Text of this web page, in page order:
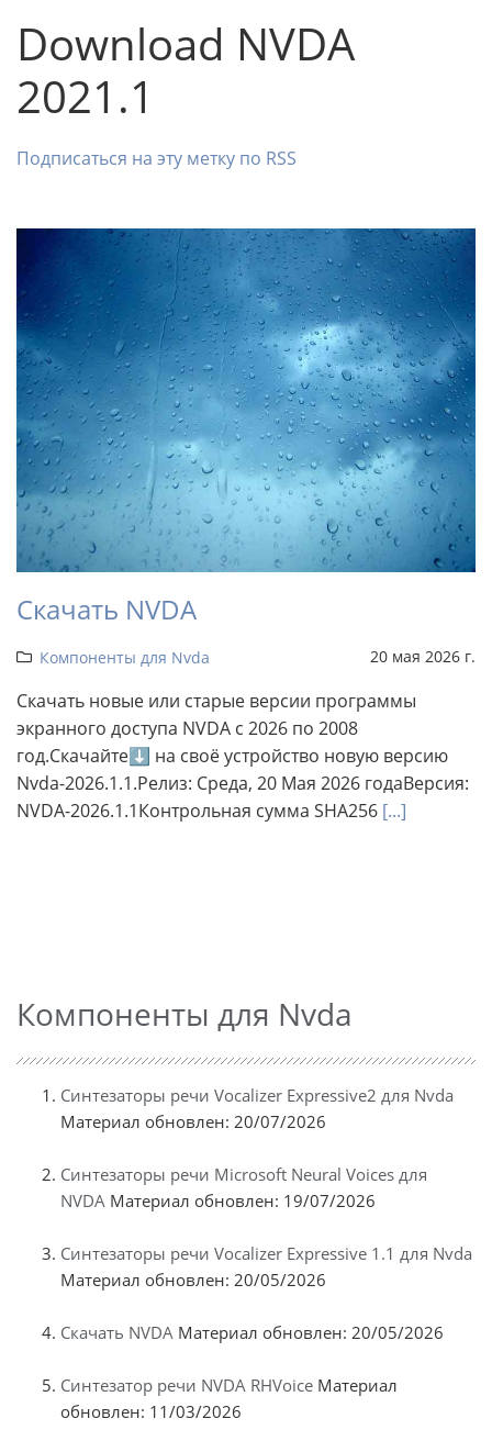
Download NVDA
2021.1
Подписаться на эту метку по RSS
Скачать NVDA
Компоненты для Nvda 20 мая 2026 г.
Скачать новые или старые версии программы
экранного доступа NVDA с 2026 по 2008
год.Скачайте⬇ на своё устройство новую версию
Nvda-2026.1.1.Релиз: Среда, 20 Мая 2026 годаВерсия:
NVDA-2026.1.1Контрольная сумма SHA256 [...]
Компоненты для Nvda
Синтезаторы речи Vocalizer Expressive2 для Nvda
Материал обновлен: 20/07/2026
Синтезаторы речи Microsoft Neural Voices для
NVDA Материал обновлен: 19/07/2026
Синтезаторы речи Vocalizer Expressive 1.1 для Nvda
Материал обновлен: 20/05/2026
Скачать NVDA Материал обновлен: 20/05/2026
Синтезатор речи NVDA RHVoice Материал
обновлен: 11/03/2026